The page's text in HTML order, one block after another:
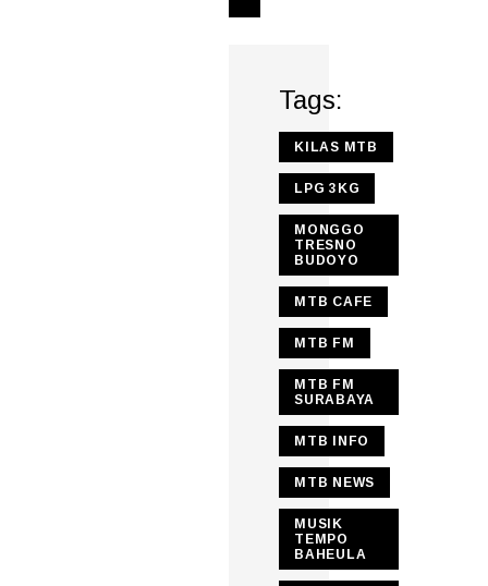
Tags:
KILAS MTB
LPG 3KG
MONGGO
TRESNO
BUDOYO
MTB CAFE
MTB FM
MTB FM
SURABAYA
MTB INFO
MTB NEWS
MUSIK
TEMPO
BAHEULA